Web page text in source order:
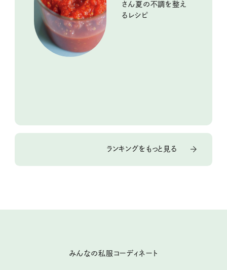
さん夏の不調を整え
るレシピ
ランキングをもっと見る
みんなの私服コーディネート